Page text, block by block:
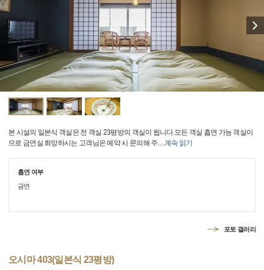
본 시설의 일본식 객실은 전 객실 23평방의 객실이 됩니다.모든 객실 흡연 가능 객실이
므로 금연실 희망하시는 고객님은 예약 시 문의해 주
계속 읽기
흡연 여부
금연
포토 갤러리
오시마 403(일본식 23평방)